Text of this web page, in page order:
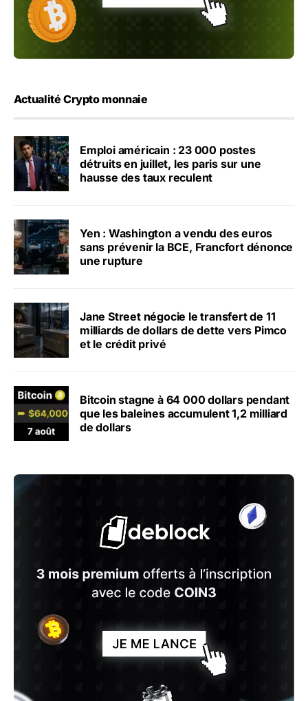
Actualité Crypto monnaie
Emploi américain : 23 000 postes
détruits en juillet, les paris sur une
hausse des taux reculent
Yen : Washington a vendu des euros
sans prévenir la BCE, Francfort dénonce
une rupture
Jane Street négocie le transfert de 11
milliards de dollars de dette vers Pimco
et le crédit privé
Bitcoin stagne à 64 000 dollars pendant
que les baleines accumulent 1,2 milliard
de dollars